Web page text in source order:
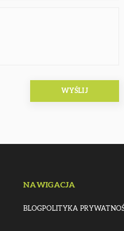
NAWIGACJA
BLOG POLITYKA